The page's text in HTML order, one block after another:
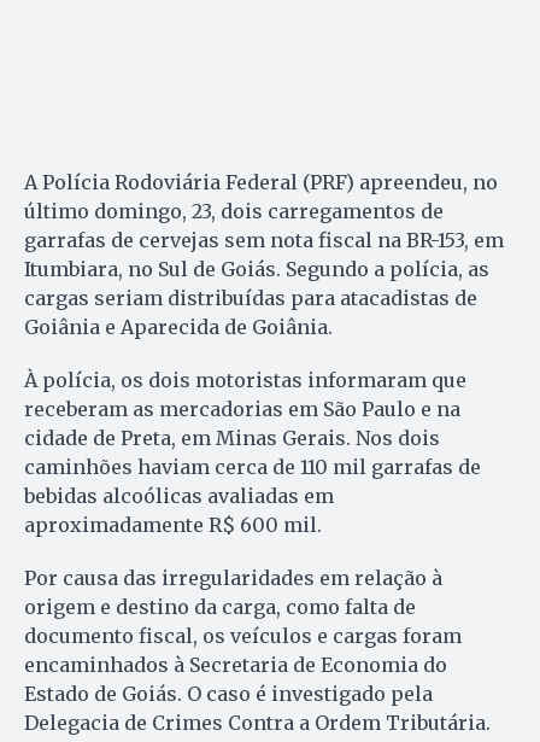
A Polícia Rodoviária Federal (PRF) apreendeu, no
último domingo, 23, dois carregamentos de
garrafas de cervejas sem nota fiscal na BR-153, em
Itumbiara, no Sul de Goiás. Segundo a polícia, as
cargas seriam distribuídas para atacadistas de
Goiânia e Aparecida de Goiânia.
À polícia, os dois motoristas informaram que
receberam as mercadorias em São Paulo e na
cidade de Preta, em Minas Gerais. Nos dois
caminhões haviam cerca de 110 mil garrafas de
bebidas alcoólicas avaliadas em
aproximadamente R$ 600 mil.
Por causa das irregularidades em relação à
origem e destino da carga, como falta de
documento fiscal, os veículos e cargas foram
encaminhados à Secretaria de Economia do
Estado de Goiás. O caso é investigado pela
Delegacia de Crimes Contra a Ordem Tributária.